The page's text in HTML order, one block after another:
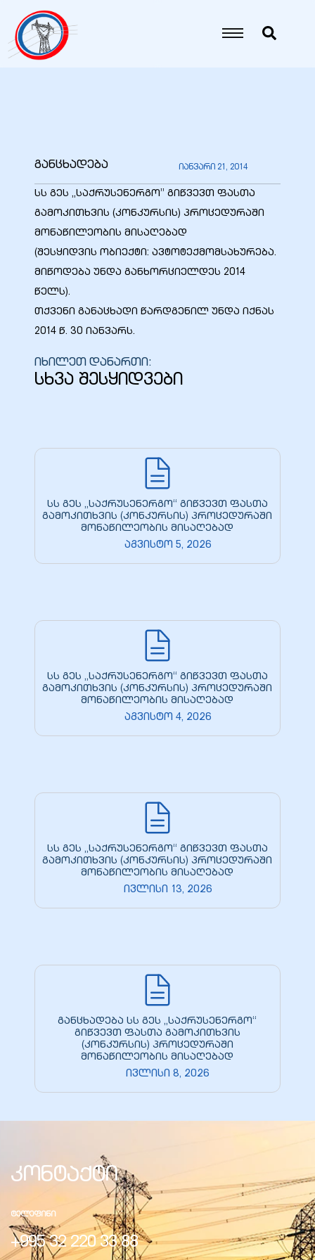
განცხადება იანვარი 21, 2014
სს გეს „საქრუსენერგო” გიწვევთ ფასთა
გამოკითხვის (კონკურსის) პროცედურაში
მონაწილეობის მისაღებად
(შესყიდვის ობიექტი: ავტოტექმომსახურება.
მიწოდება უნდა განხორციელდეს 2014
წელს).
თქვენი განაცხადი წარდგენილ უნდა იქნას
2014 წ. 30 იანვარს.
იხილეთ დანართი:
სხვა შესყიდვები
სს გეს „საქრუსენერგო“ გიწვევთ ფასთა
გამოკითხვის (კონკურსის) პროცედურაში
მონაწილეობის მისაღებად
აგვისტო 5, 2026
სს გეს „საქრუსენერგო“ გიწვევთ ფასთა
გამოკითხვის (კონკურსის) პროცედურაში
მონაწილეობის მისაღებად
აგვისტო 4, 2026
სს გეს „საქრუსენერგო“ გიწვევთ ფასთა
გამოკითხვის (კონკურსის) პროცედურაში
მონაწილეობის მისაღებად
ივლისი 13, 2026
განცხადება სს გეს „საქრუსენერგო“
გიწვევთ ფასთა გამოკითხვის
(კონკურსის) პროცედურაში
მონაწილეობის მისაღებად
ივლისი 8, 2026
კონტაქტი
ᲢᲔᲚᲔᲤᲘᲜᲘ
+995 32 220 33 88